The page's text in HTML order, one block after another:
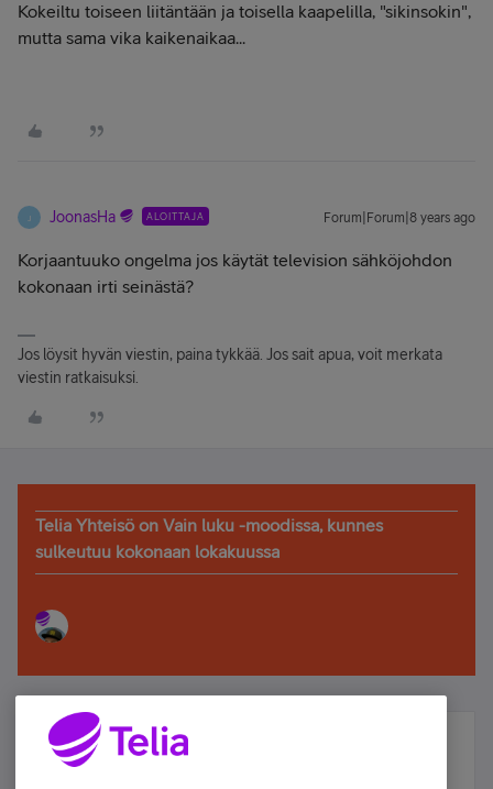
Kokeiltu toiseen liitäntään ja toisella kaapelilla, "sikinsokin",
mutta sama vika kaikenaikaa...
J JoonasHa ALOITTAJA Forum|Forum|8 years ago
Korjaantuuko ongelma jos käytät television sähköjohdon
kokonaan irti seinästä?
Jos löysit hyvän viestin, paina tykkää. Jos sait apua, voit merkata
viestin ratkaisuksi.
Telia Yhteisö on Vain luku -moodissa, kunnes
sulkeutuu kokonaan lokakuussa
Älä jää paitsi – osallistu ja voita!